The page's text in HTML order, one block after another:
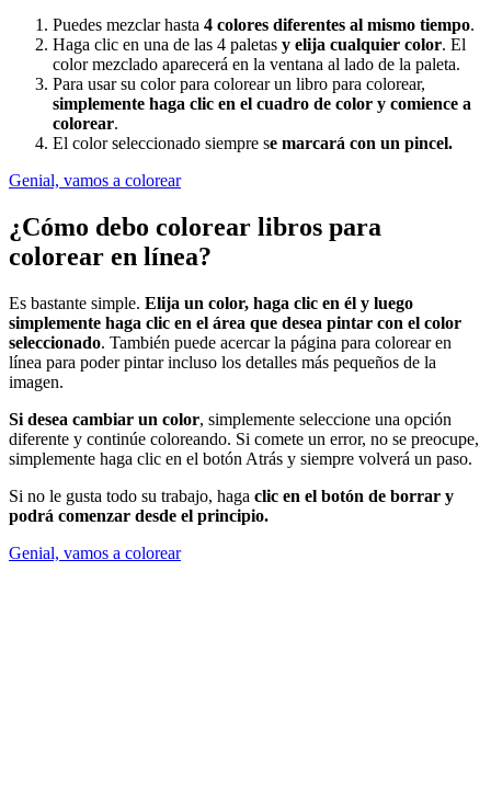
Puedes mezclar hasta 4 colores diferentes al mismo tiempo.
Haga clic en una de las 4 paletas y elija cualquier color. El
color mezclado aparecerá en la ventana al lado de la paleta.
Para usar su color para colorear un libro para colorear,
simplemente haga clic en el cuadro de color y comience a
colorear.
El color seleccionado siempre se marcará con un pincel.
Genial, vamos a colorear
¿Cómo debo colorear libros para
colorear en línea?
Es bastante simple. Elija un color, haga clic en él y luego
simplemente haga clic en el área que desea pintar con el color
seleccionado. También puede acercar la página para colorear en
línea para poder pintar incluso los detalles más pequeños de la
imagen.
Si desea cambiar un color, simplemente seleccione una opción
diferente y continúe coloreando. Si comete un error, no se preocupe,
simplemente haga clic en el botón Atrás y siempre volverá un paso.
Si no le gusta todo su trabajo, haga clic en el botón de borrar y
podrá comenzar desde el principio.
Genial, vamos a colorear